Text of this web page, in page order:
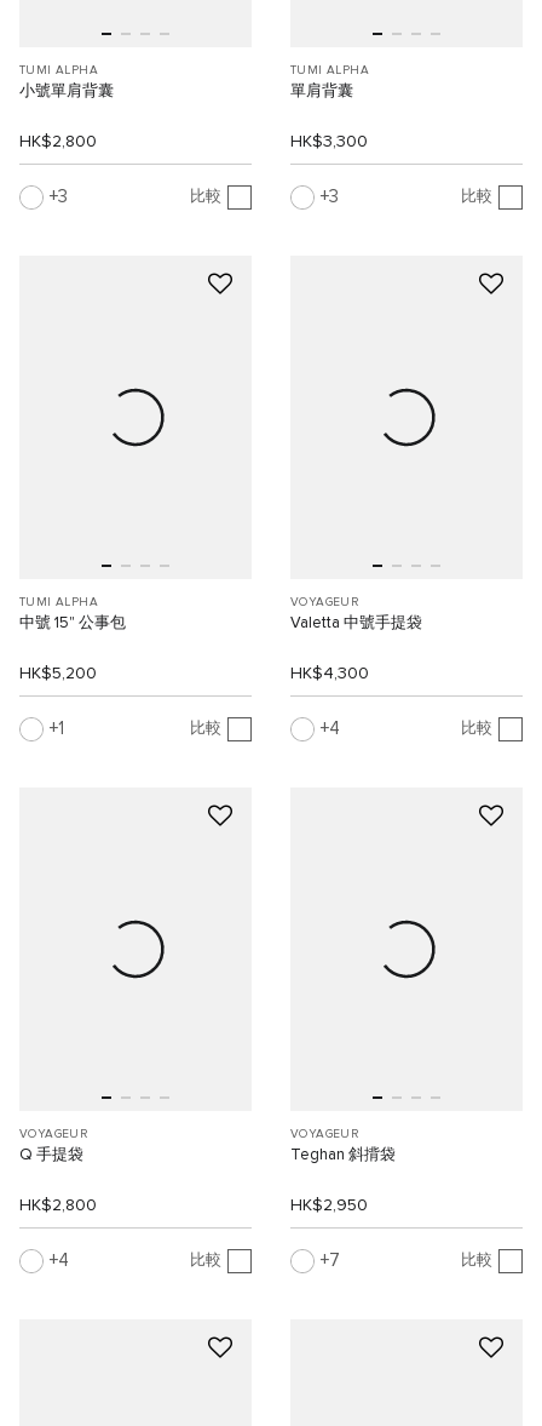
TUMI ALPHA
小號單肩背囊
HK$2,800
3 比較
TUMI ALPHA
單肩背囊
HK$3,300
3 比較
TUMI ALPHA
中號 15" 公事包
HK$5,200
1 比較
VOYAGEUR
Valetta 中號手提袋
HK$4,300
4 比較
VOYAGEUR
Q 手提袋
HK$2,800
4 比較
VOYAGEUR
Teghan 斜揹袋
HK$2,950
7 比較